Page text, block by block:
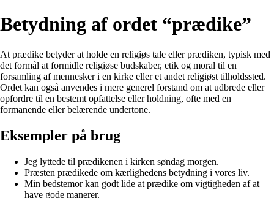
Betydning af ordet “prædike”
At prædike betyder at holde en religiøs tale eller prædiken, typisk med
det formål at formidle religiøse budskaber, etik og moral til en
forsamling af mennesker i en kirke eller et andet religiøst tilholdssted.
Ordet kan også anvendes i mere generel forstand om at udbrede eller
opfordre til en bestemt opfattelse eller holdning, ofte med en
formanende eller belærende undertone.
Eksempler på brug
Jeg lyttede til prædikenen i kirken søndag morgen.
Præsten prædikede om kærlighedens betydning i vores liv.
Min bedstemor kan godt lide at prædike om vigtigheden af at
have gode manerer.